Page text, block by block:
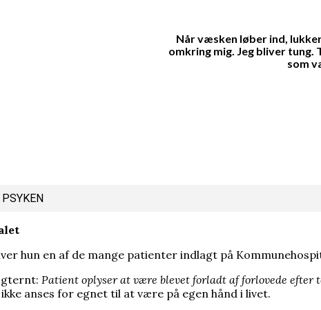
Når væsken løber ind,
omkring mig. Jeg bliver tung.
som
hun en af de mange patienter indlagt på
Patient oplyser at være blevet forladt af forlovede efter
anses for egnet til at være på egen hånd i livet.